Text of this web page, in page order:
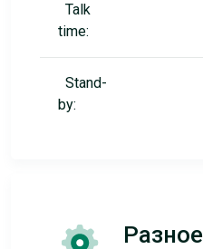
Talk
time:
Stand-
by:
Разное